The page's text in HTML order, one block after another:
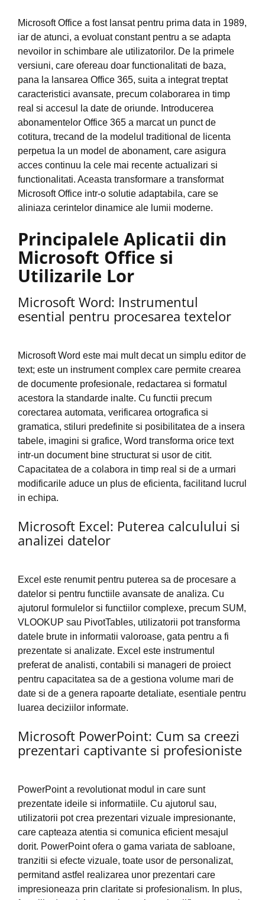
Microsoft Office a fost lansat pentru prima data in 1989,
iar de atunci, a evoluat constant pentru a se adapta
nevoilor in schimbare ale utilizatorilor. De la primele
versiuni, care ofereau doar functionalitati de baza,
pana la lansarea Office 365, suita a integrat treptat
caracteristici avansate, precum colaborarea in timp
real si accesul la date de oriunde. Introducerea
abonamentelor Office 365 a marcat un punct de
cotitura, trecand de la modelul traditional de licenta
perpetua la un model de abonament, care asigura
acces continuu la cele mai recente actualizari si
functionalitati. Aceasta transformare a transformat
Microsoft Office intr-o solutie adaptabila, care se
aliniaza cerintelor dinamice ale lumii moderne.
Principalele Aplicatii din
Microsoft Office si
Utilizarile Lor
Microsoft Word: Instrumentul
esential pentru procesarea textelor
Microsoft Word este mai mult decat un simplu editor de
text; este un instrument complex care permite crearea
de documente profesionale, redactarea si formatul
acestora la standarde inalte. Cu functii precum
corectarea automata, verificarea ortografica si
gramatica, stiluri predefinite si posibilitatea de a insera
tabele, imagini si grafice, Word transforma orice text
intr-un document bine structurat si usor de citit.
Capacitatea de a colabora in timp real si de a urmari
modificarile aduce un plus de eficienta, facilitand lucrul
in echipa.
Microsoft Excel: Puterea calculului si
analizei datelor
Excel este renumit pentru puterea sa de procesare a
datelor si pentru functiile avansate de analiza. Cu
ajutorul formulelor si functiilor complexe, precum SUM,
VLOOKUP sau PivotTables, utilizatorii pot transforma
datele brute in informatii valoroase, gata pentru a fi
prezentate si analizate. Excel este instrumentul
preferat de analisti, contabili si manageri de proiect
pentru capacitatea sa de a gestiona volume mari de
date si de a genera rapoarte detaliate, esentiale pentru
luarea deciziilor informate.
Microsoft PowerPoint: Cum sa creezi
prezentari captivante si profesioniste
PowerPoint a revolutionat modul in care sunt
prezentate ideile si informatiile. Cu ajutorul sau,
utilizatorii pot crea prezentari vizuale impresionante,
care capteaza atentia si comunica eficient mesajul
dorit. PowerPoint ofera o gama variata de sabloane,
tranzitii si efecte vizuale, toate usor de personalizat,
permitand astfel realizarea unor prezentari care
impresioneaza prin claritate si profesionalism. In plus,